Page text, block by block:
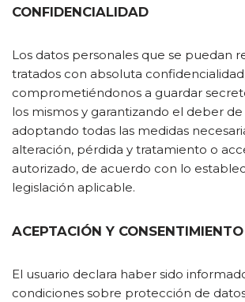
CONFIDENCIALIDAD
Los datos personales que se puedan
tratados con absoluta
comprometiéndonos a guardar
los mismos y garantizando el deber
adoptando todas las medidas
alteración, pérdida y tratamiento o
autorizado, de acuerdo con lo
legislación aplicable.
ACEPTACIÓN Y CONSENTIMIENTO
El usuario declara haber sido
condiciones sobre protección de